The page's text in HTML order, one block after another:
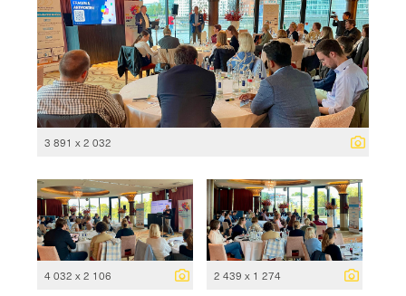
3 891 x 2 032
4 032 x 2 106 2 439 x 1 274